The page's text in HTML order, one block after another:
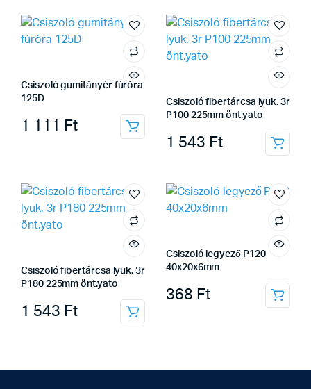
Csiszoló gumitányér fúróra
125D
1 111 Ft
Csiszoló fibertárcsa lyuk. 3r
P100 225mm önt.yato
1 543 Ft
Csiszoló fibertárcsa lyuk. 3r
P180 225mm önt.yato
1 543 Ft
Csiszoló legyező P120
40x20x6mm
368 Ft